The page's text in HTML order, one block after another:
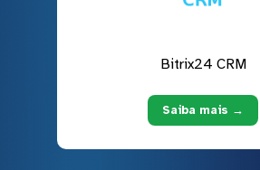
Bitrix24 CRM
Saiba mais →